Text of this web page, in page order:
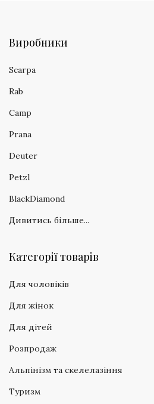
Виробники
Scarpa
Rab
Camp
Prana
Deuter
Petzl
BlackDiamond
Дивитись більше...
Категорії товарів
Для чоловіків
Для жінок
Для дітей
Розпродаж
Альпінізм та скелелазіння
Туризм